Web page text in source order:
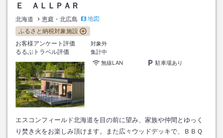
Ｅ ＡＬＬＰＡＲ
北海道 恵庭・北広島
地図
ふるさと納税対象施設
お客様アンケート評価
対象外
るるぶトラベル評価
集計中
無線LAN
駐車場あり
エスコンフィールド北海道を目の前に望み、家族や仲間とゆっく
り焚き火をお楽しみ頂けます。また広々ウッドデッキで、ＢＢＱ